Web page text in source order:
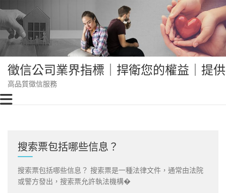
to
content
徵信公司業界指標｜捍衛您的權益｜提
高品質徵信服務
搜索票包括哪些信息？
搜索票包括哪些信息？ 搜索票是一種法律文件，通常由法院
或警方發出，搜索票允許執法機構�